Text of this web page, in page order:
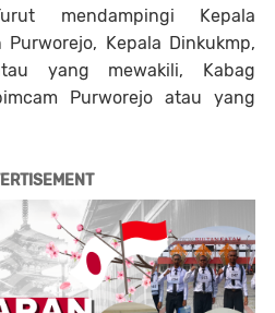
mendampingi Kepala
Kepala Dinkukmp,
yang mewakili, Kabag
Purworejo atau yang